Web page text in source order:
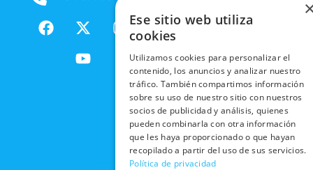
F
a
X
-
t
w
m
Y
o
u
t
NUESTOS
PRODUCTOS
SOCIAL
TRABAJA
CON
NOSOTROS
NUESTRAS
TIENDAS
NACIONALES
INTERNACIONALES
RECOGIDA
EN TIENDA
DEVOLUCIONES
Y CAMBIOS
CANCELAR
POLÍTICAS
PRIVACIDAD
EN RRSS
POLÍTICA DE
PRIVACIDAD
CONDICIONES
DE COMPRA
Ese sitio web utiliza
cookies
Utilizamos cookies para personalizar el
contenido, los anuncios y analizar nuestro
tráfico. También compartimos información
sobre su uso de nuestro sitio con nuestros
socios de publicidad y análisis, quienes
pueden combinarla con otra información
que les haya proporcionado o que hayan
recopilado a partir del uso de sus servicios.
Política de privacidad